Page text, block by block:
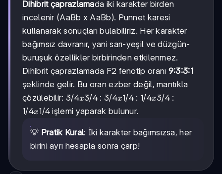
Dihibrit çaprazlamada iki karakter birden
incelenir (AaBb x AaBb). Punnet karesi
kullanarak sonuçları bulabiliriz. Her karakter
bağımsız davranır, yani sarı-yeşil ve düzgün-
buruşuk özellikler birbirinden etkilenmez.
Dihibrit çaprazlamada F2 fenotip oranı 9:3:3:1
şeklinde gelir. Bu oran ezber değil, mantıkla
çözülebilir: 3/4
x
3/4
3/4x3/4 : 3/4
x
1/4
3/4x1/4 : 1/4
1/4x3/4 :
1/4
1/4
1/4x1/4 işlemi yaparak bulunur.
💡 Pratik Kural: İki karakter bağımsızsa, her
birini ayrı hesapla sonra çarp!